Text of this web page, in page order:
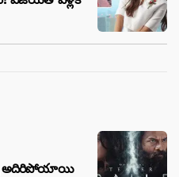
అదిరిపోయాయి